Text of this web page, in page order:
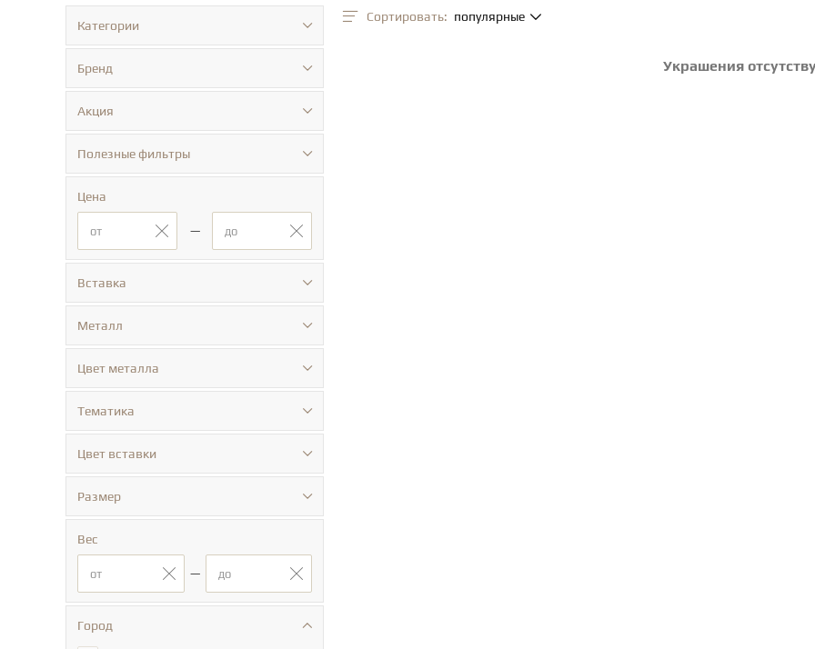
Категории
Бренд
Акция
Полезные фильтры
Цена
—
Вставка
Металл
Цвет металла
Тематика
Цвет вставки
Размер
Вес
—
Город
Сортировать: популярные
Украшения